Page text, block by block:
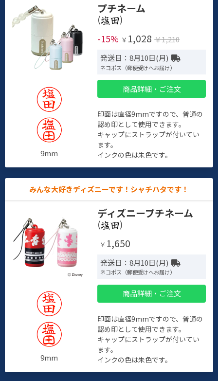
9mm
プチネーム
(
)
-15% ￥ 1,028 ￥1,210
発送日：8月10日(月)
ネコポス（郵便受けへお届け）
商品詳細・ご注文
印面は直径9mmですので、普通の
認め印として使用できます。
キャップにストラップが付いてい
ます。
インクの色は朱色です。
みんな大好きディズニーです！シャチハタです！
9mm
ディズニープチネーム
( )
￥ 1,650
発送日：8月10日(月)
ネコポス（郵便受けへお届け）
商品詳細・ご注文
印面は直径9mmですので、普通の
認め印として使用できます。
キャップにストラップが付いてい
ます。
インクの色は朱色です。